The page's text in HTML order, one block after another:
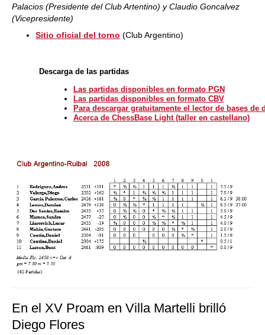
Palacios (Presidente del Club Artentino) y Claudio Goncalvez
(Vicepresidente)
Sitio oficial del torno (Club Argentino)
Descarga de las partidas
Las partidas disponibles en formato PGN
Las partidas disponibles en formato CBV
Para descargar gratuitamente el lector de bases de
Acerca de ChessBase Light (taller en castellano)
En el XV Proam en Villa Martelli brilló
Diego Flores